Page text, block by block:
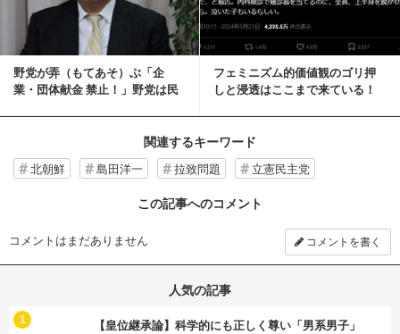
野党が弄（もてあそ）ぶ「企
業・団体献金 禁止！」野党は民
フェミニズム的価値観のゴリ押
しと浸透はここまで来ている！
関連するキーワード
北朝鮮 島田洋一 拉致問題 立憲民主党
この記事へのコメント
コメントはまだありません コメントを書く
人気の記事
【皇位継承論】科学的にも正しく尊い「男系男子」
1